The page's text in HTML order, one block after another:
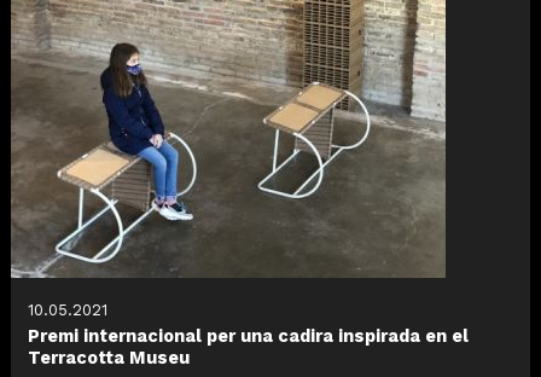
10.05.2021
Premi internacional per una cadira inspirada en el
Terracotta Museu